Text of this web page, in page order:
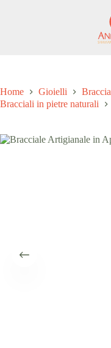
Home Gioielli
Bracciali in pietre naturali